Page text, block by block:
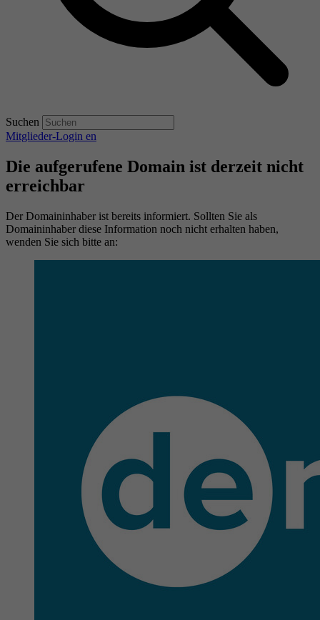
Suchen
Mitglieder-Login en
Die aufgerufene Domain ist derzeit nicht
erreichbar
Der Domaininhaber ist bereits informiert. Sollten Sie als
Domaininhaber diese Information noch nicht erhalten haben,
wenden Sie sich bitte an: